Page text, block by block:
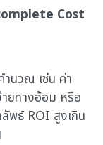
Cost
ำนวณ เช่น ค่า
ยทางอ้อม หรือ
ลัพธ์ ROI สูงเกิน